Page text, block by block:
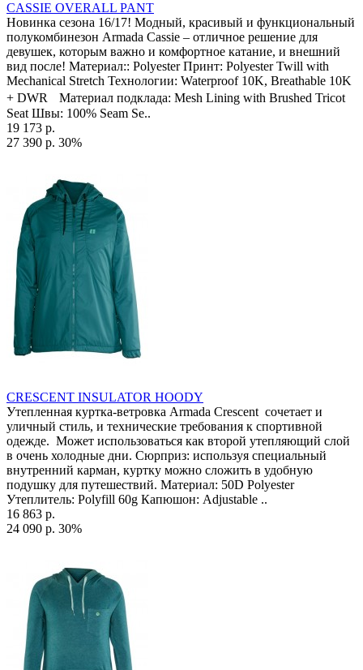
CASSIE OVERALL PANT
Новинка сезона 16/17! Модный, красивый и функциональный
полукомбинезон Armada Cassie – отличное решение для
девушек, которым важно и комфортное катание, и внешний
вид после! Материал:: Polyester Принт: Polyester Twill with
Mechanical Stretch Технологии: Waterproof 10K, Breathable 10K
+ DWR Материал подклада: Mesh Lining with Brushed Tricot
Seat Швы: 100% Seam Se..
19 173 р.
27 390 р. 30%
CRESCENT INSULATOR HOODY
Утепленная куртка-ветровка Armada Crescent сочетает и
уличный стиль, и технические требования к спортивной
одежде. Может использоваться как второй утепляющий слой
в очень холодные дни. Сюрприз: используя специальный
внутренний карман, куртку можно сложить в удобную
подушку для путешествий. Материал: 50D Polyester
Утеплитель: Polyfill 60g Капюшон: Adjustable ..
16 863 р.
24 090 р. 30%